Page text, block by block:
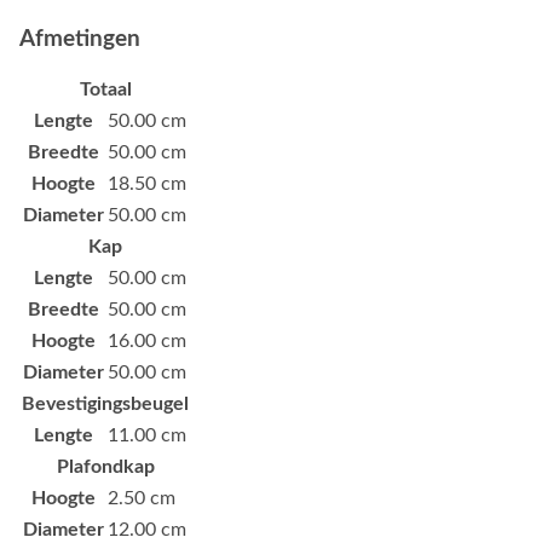
Afmetingen
Totaal
Lengte
50.00 cm
Breedte 50.00 cm
Hoogte
18.50 cm
Diameter 50.00 cm
Kap
Lengte
50.00 cm
Breedte 50.00 cm
Hoogte
16.00 cm
Diameter 50.00 cm
Bevestigingsbeugel
Lengte
11.00 cm
Plafondkap
Hoogte
2.50 cm
Diameter 12.00 cm